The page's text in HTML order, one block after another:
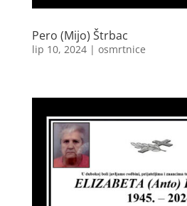
Pero (Mijo) Štrbac
lip 10, 2024| osmrtnice